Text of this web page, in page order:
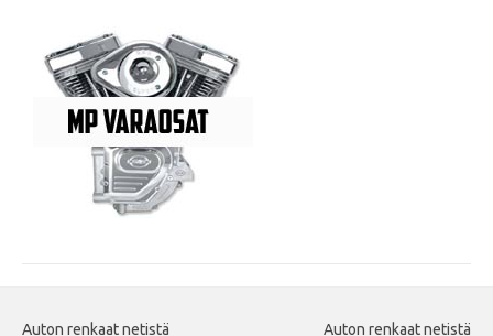
Auton renkaat netistä Auton renkaat netistä